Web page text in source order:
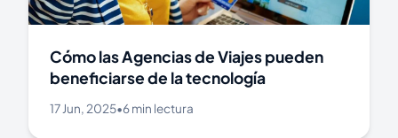
Cómo las Agencias de Viajes pueden
beneficiarse de la tecnología
17 Jun, 2025•6 min lectura